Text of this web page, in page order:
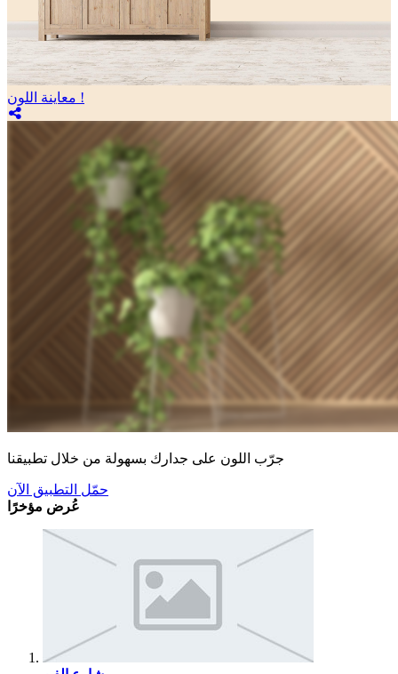
معاينة اللون !
جرّب اللون على جدارك بسهولة من خلال تطبيقنا
حمّل التطبيق الآن
عُرض مؤخرًا